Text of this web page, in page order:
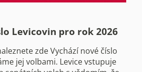
Levicovin pro rok 2026
zde Vychází nové číslo
jej volbami. Levice vstupuje